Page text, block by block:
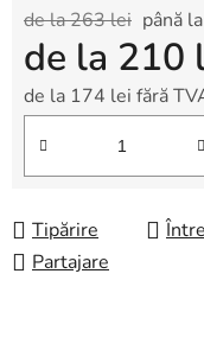
de la 263 lei până
de la 210
de la 174 lei fără
Tipărire
Partajare